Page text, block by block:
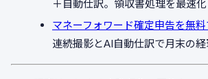
＋自動仕訳。領収書処理を最速化
マネーフォワード確定申告を無
連続撮影とAI自動仕訳で月末の